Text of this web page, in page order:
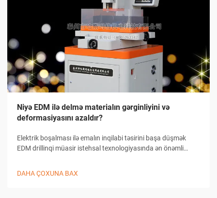
Niyə EDM ilə delmə materialın gərginliyini və
deformasiyasını azaldır?
Elektrik boşalması ilə emalın inqilabi təsirini başa düşmək
EDM drillinqi müasir istehsal texnologiyasında ən önəmli
DAHA ÇOXUNA BAX